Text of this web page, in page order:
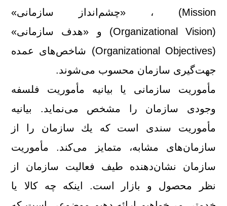
Mission) ، «چشم‌انداز سازمانی»
(Organizational Vision) و «هدف سازمانی»
(Organizational Objectives) شاخص‌های عمده
جهت‌گیری سازمان محسوب می‌شوند.
مأموریت سازمانی یا بیانیه مأموریت فلسفه
وجودی سازمان را مشخص می‌نماید. بیانیه
مأموریت سندی است كه یك سازمان را از
سازمان‌های مشابه، متمایز می‌كند. مأموریت
سازمان نشان‌دهنده طیف فعالیت سازمان از
نظر محصول و بازار است. اینكه چه كالا یا